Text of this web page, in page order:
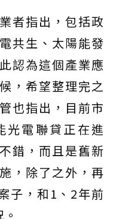
者指出，包括政
共生、太陽能發
認為這個產業應
，希望整理完之
也指出，目前市
光電聯貸正在進
錯，而且是舊新
，除了之外，再
子，和1、2年前